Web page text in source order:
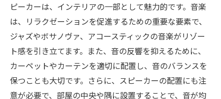
ピーカーは、インテリアの一部として魅力的です。音楽
は、リラクゼーションを促進するための重要な要素で、
ジャズやボサノヴァ、アコースティックの音楽がリゾー
ト感を引き立てます。また、音の反響を抑えるために、
カーペットやカーテンを適切に配置し、音のバランスを
保つことも大切です。さらに、スピーカーの配置にも注
意が必要で、部屋の中央や隅に設置することで、音が均